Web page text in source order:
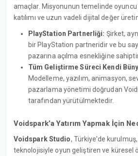
amaçlar. Misyonunun temelinde oyuncu
katılımı ve uzun vadeli dijital değer
PlayStation Partnerliği: Şirket,
bir PlayStation partneridir ve bu
pazarına açılma esnekliğine
Tüm Geliştirme Süreci Kendi
Modelleme, yazılım, animasyon,
pazarlama yönetimi doğrudan
tarafından yürütülmektedir.
Voidspark’a Yatırım Yapmak İçin
Voidspark Studio, Türkiye’de
teknolojisiyle oyun geliştiren ve küresel